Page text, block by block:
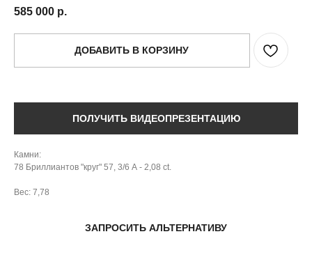
585 000 р.
ДОБАВИТЬ В КОРЗИНУ
ПОЛУЧИТЬ ВИДЕОПРЕЗЕНТАЦИЮ
Камни:
78 Бриллиантов "круг" 57, 3/6 А - 2,08 ct.
Вес: 7,78
ЗАПРОСИТЬ АЛЬТЕРНАТИВУ